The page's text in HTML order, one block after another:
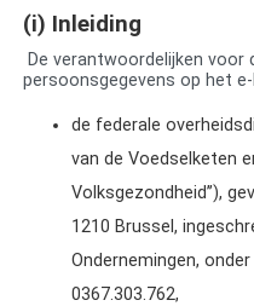
(i) Inleiding
De verantwoordelijken voor
persoonsgegevens op het
de federale
van de Voedselketen
Volksgezondheid’’),
1210 Brussel,
Ondernemingen,
0367.303.762,